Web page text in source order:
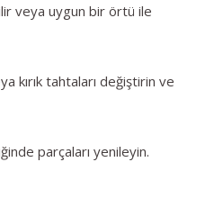
veya uygun bir örtü ile
kırık tahtaları değiştirin ve
parçaları yenileyin.